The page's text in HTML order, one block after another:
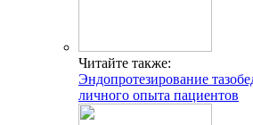
Читайте также:
Эндопротезирование
личного опыта пациентов